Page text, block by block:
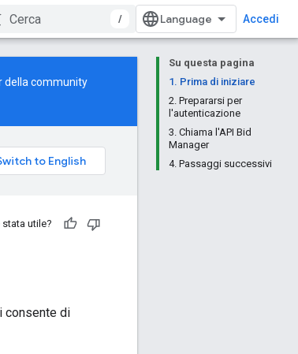
/ Accedi
Su questa pagina
1. Prima di iniziare
2. Prepararsi per
l'autenticazione
3. Chiama l'API Bid
Manager
4. Passaggi successivi
della community
utile?
consente di